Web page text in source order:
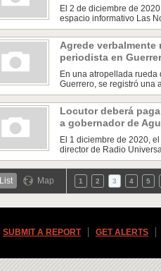
El 2 de diciembre de
espacio informativo Las
Agrede verbalmente
periodista en
En una atropellada
Guerrero, se registró una
Locutor deberá
a gobernador de
El 1 diciembre de 2020,
director de Radio
List Map 1 2 3 4 5
SUBMIT A REPORT GET ALERTS